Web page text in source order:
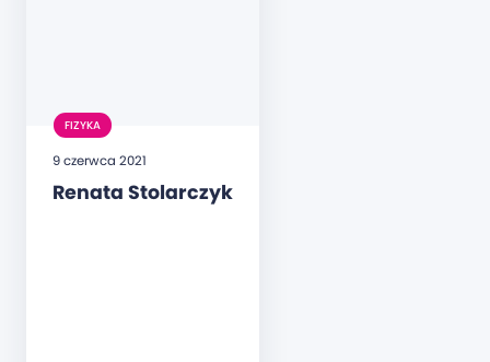
FIZYKA
9 czerwca 2021
Renata Stolarczyk